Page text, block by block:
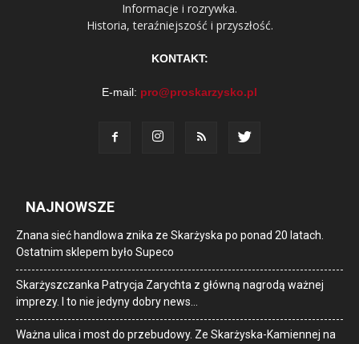
Informacje i rozrywka.
Historia, teraźniejszość i przyszłość.
KONTAKT:
E-mail: pro@proskarzysko.pl
NAJNOWSZE
Znana sieć handlowa znika ze Skarżyska po ponad 20 latach.
Ostatnim sklepem było Supeco
Skarżyszczanka Patrycja Zarychta z główną nagrodą ważnej
imprezy. I to nie jedyny dobry news…
Ważna ulica i most do przebudowy. Ze Skarżyska-Kamiennej na